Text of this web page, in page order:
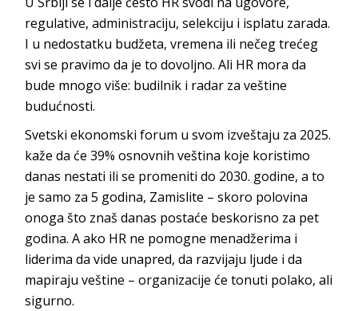
regulative, administraciju, selekciju i isplatu zarada.
I u nedostatku budžeta, vremena ili nečeg trećeg
svi se pravimo da je to dovoljno. Ali HR mora da
bude mnogo više: budilnik i radar za veštine
budućnosti.
Svetski ekonomski forum u svom izveštaju za 2025.
kaže da će 39% osnovnih veština koje koristimo
danas nestati ili se promeniti do 2030. godine, a to
je samo za 5 godina, Zamislite – skoro polovina
onoga što znaš danas postaće beskorisno za pet
godina. A ako HR ne pomogne menadžerima i
liderima da vide unapred, da razvijaju ljude i da
mapiraju veštine – organizacije će tonuti polako, ali
sigurno.